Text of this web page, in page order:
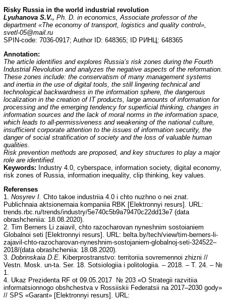
Risky Russia in the world industrial revolution
Lyuhanova S.V., Ph. D. in еconomics, Associate professor of the
department «The economy of transport, logistics and quality control»,
svetl-05@mail.ru
SPIN-code: 7036-0917; Author ID: 648365; ID РИНЦ: 648365
Annotation:
The article identifies and explores Russia’s risk zones during the Fourth
Industrial Revolution and analyzes the negative aspects of the reformation.
These zones include: the conservatism of many management systems
and inertia in the use of digital tools, the still lingering technical and
technological backwardness in the information sphere, the dangerous
localization in the creation of IT products, large amounts of information for
processing and the emerging tendency for superficial thinking, changes in
information sources and the lack of moral norms in the information space,
which leads to all-permissiveness and weakening of the national culture,
insufficient corporate attention to the issues of information security, the
danger of social stratification of society and the loss of valuable human
qualities.
Risk prevention methods are proposed, and key structures to play a major
role are identified.
Keywords: Industry 4.0, cyberspace, information society, digital economy,
risk zones of Russia, information inequality, clip thinking, key values.
Referenses
1. Nosyrev I. Chto takoe industriia 4.0 i chto nuzhno o nei znat.
Publichnaia aktsionernaia kompaniia RBK [Elektronnyi resurs]. URL:
trends.rbc.ru/trends/industry/5e740c5b9a79470c22dd13e7 (data
obrashcheniia: 18.08.2020).
2. Tim Berners Li zaiavil, chto razocharovan nyneshnim sostoianiem
Globalnoi seti [Elektronnyi resurs]. URL: belta.by/tech/view/tim-berners-li-
zajavil-chto-razocharovan-nyneshnim-sostojaniem-globalnoj-seti-324522–
2018/(data obrashcheniia: 18.08.2020).
3. Dobrinskaia D.E. Kiberprostranstvo: territoriia sovremennoi zhizni //
Vestn. Mosk. un-ta. Ser. 18. Sotsiologiia i politologiia. – 2018. – T. 24. – №
1.
4. Ukaz Prezidenta RF ot 09.05.2017 № 203 «O Strategii razvitiia
informatsionnogo obshchestva v Rossiiskii Federatsii na 2017–2030 gody»
// SPS «Garant» [Elektronnyi resurs]. URL: